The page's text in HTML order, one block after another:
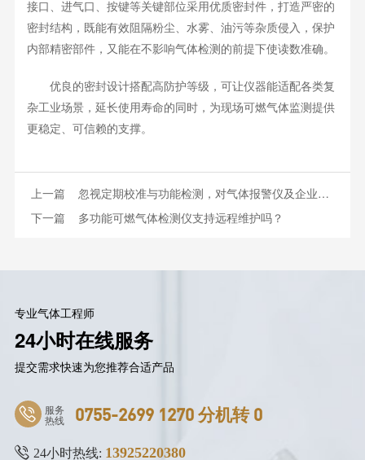
接口、进气口、按键等关键部位采用优质密封件，打造严密的
密封结构，既能有效阻隔粉尘、水雾、油污等杂质侵入，保护
内部精密部件，又能在不影响气体检测的前提下使读数准确。
优良的密封设计搭配高防护等级，可让仪器能适配各类复
杂工业场景，延长使用寿命的同时，为现场可燃气体监测提供
更稳定、可信赖的支撑。
上一篇 忽视定期校准与功能检测，对气体报警仪及企业危害几何？
下一篇 多功能可燃气体检测仪支持远程维护吗？
专业气体工程师
24小时在线服务
提交需求快速为您推荐合适产品
服务
热线 0755-2699 1270 分机转 0
24小时热线: 13925220380